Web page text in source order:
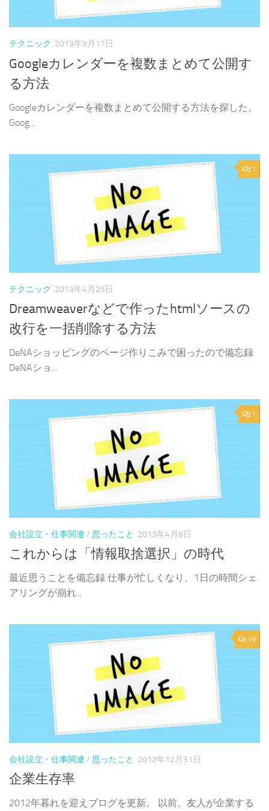
テクニック 2013年9月17日
Googleカレンダーを複数まとめて公開す
る方法
Googleカレンダーを複数まとめて公開する方法を探した。
Goog...
1
テクニック 2013年4月25日
Dreamweaverなどで作ったhtmlソースの
改行を一括削除する方法
DeNAショッピングのページ作りこみで困ったので備忘録
DeNAショ...
1
会社設立・仕事関連 / 思ったこと 2013年4月8日
これからは「情報取捨選択」の時代
最近思うことを備忘録 仕事が忙しくなり、1日の時間シェ
アリングが崩れ...
19
会社設立・仕事関連 / 思ったこと 2012年12月31日
企業生存率
2012年暮れを迎えブログを更新。 以前、友人が企業する